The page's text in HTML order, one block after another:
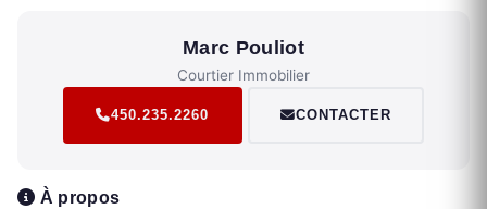
Marc Pouliot
Courtier Immobilier
450.235.2260 CONTACTER
À propos